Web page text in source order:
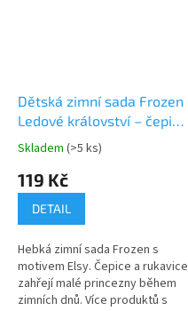
Dětská zimní sada Frozen
Ledové království – čepice
Elsa a rukavice
Průměrné
produktu
5
hvězdiček.
Skladem (>5 ks)
119 Kč
DETAIL
Hebká zimní sada Frozen s
motivem Elsy. Čepice a rukavice
zahřejí malé princezny během
zimních dnů. Více produktů s